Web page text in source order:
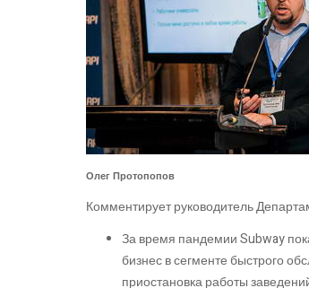
Олег Протопопов
Комментирует руководитель
За время пандемии Subway
бизнес в сегменте быстрого
приостановка работы